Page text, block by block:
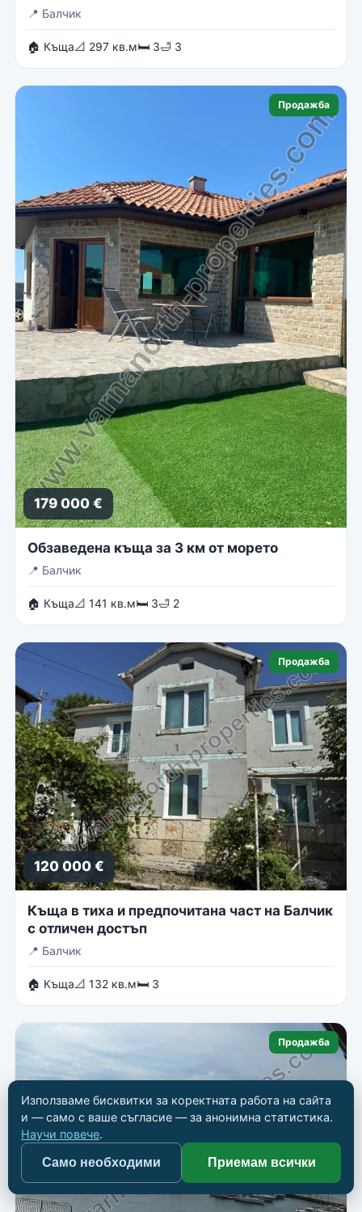
📍 Балчик
🏠 Къща📐 297 кв.м🛏 3🛁 3
Продажба
179 000 €
Обзаведена къща за 3 км от морето
📍 Балчик
🏠 Къща📐 141 кв.м🛏 3🛁 2
Продажба
120 000 €
Къща в тиха и предпочитана част на Балчик
с отличен достъп
📍 Балчик
🏠 Къща📐 132 кв.м🛏 3
Продажба
Използваме бисквитки за коректната работа на сайта
и — само с ваше съгласие — за анонимна статистика.
Научи повече.
Само необходими Приемам всички